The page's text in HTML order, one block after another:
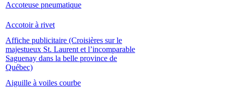
Accoteuse pneumatique
Accotoir à rivet
Affiche publicitaire (Croisières sur le
majestueux St. Laurent et l’incomparable
Saguenay dans la belle province de
Québec)
Aiguille à voiles courbe